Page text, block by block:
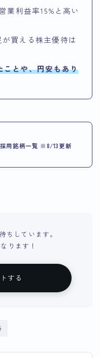
業利益率15%と高い
買える株主優待は
ことや、円安もあり
採用銘柄一覧 ※8/13更新
ちしています。
ります！
する